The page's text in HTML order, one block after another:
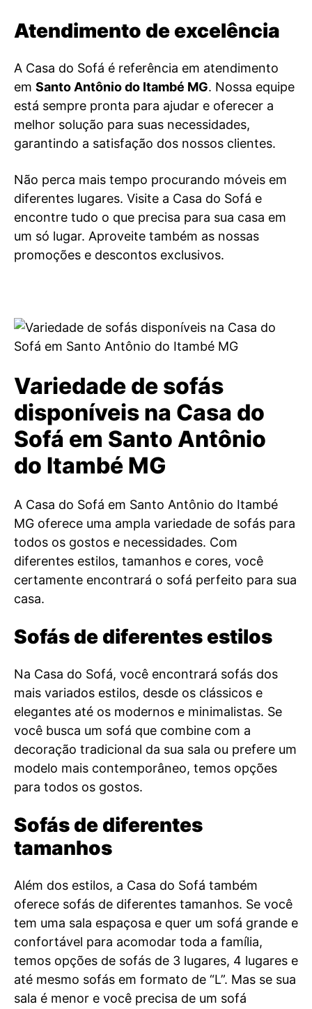
Atendimento de excelência
A Casa do Sofá é referência em atendimento
em Santo Antônio do Itambé MG. Nossa equipe
está sempre pronta para ajudar e oferecer a
melhor solução para suas necessidades,
garantindo a satisfação dos nossos clientes.
Não perca mais tempo procurando móveis em
diferentes lugares. Visite a Casa do Sofá e
encontre tudo o que precisa para sua casa em
um só lugar. Aproveite também as nossas
promoções e descontos exclusivos.
Variedade de sofás
disponíveis na Casa do
Sofá em Santo Antônio
do Itambé MG
A Casa do Sofá em Santo Antônio do Itambé
MG oferece uma ampla variedade de sofás para
todos os gostos e necessidades. Com
diferentes estilos, tamanhos e cores, você
certamente encontrará o sofá perfeito para sua
casa.
Sofás de diferentes estilos
Na Casa do Sofá, você encontrará sofás dos
mais variados estilos, desde os clássicos e
elegantes até os modernos e minimalistas. Se
você busca um sofá que combine com a
decoração tradicional da sua sala ou prefere um
modelo mais contemporâneo, temos opções
para todos os gostos.
Sofás de diferentes
tamanhos
Além dos estilos, a Casa do Sofá também
oferece sofás de diferentes tamanhos. Se você
tem uma sala espaçosa e quer um sofá grande e
confortável para acomodar toda a família,
temos opções de sofás de 3 lugares, 4 lugares e
até mesmo sofás em formato de “L”. Mas se sua
sala é menor e você precisa de um sofá